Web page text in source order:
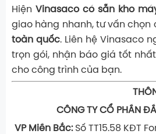
Hiện Vinasaco có sẵn kho
giao hàng nhanh, tư vấn
toàn quốc. Liên hệ Vinasaco
trọn gói, nhận báo giá tốt
cho công trình của bạn.
CÔNG TY CỔ PHẦN
VP Miền Bắc: Số TT15.58 KĐT